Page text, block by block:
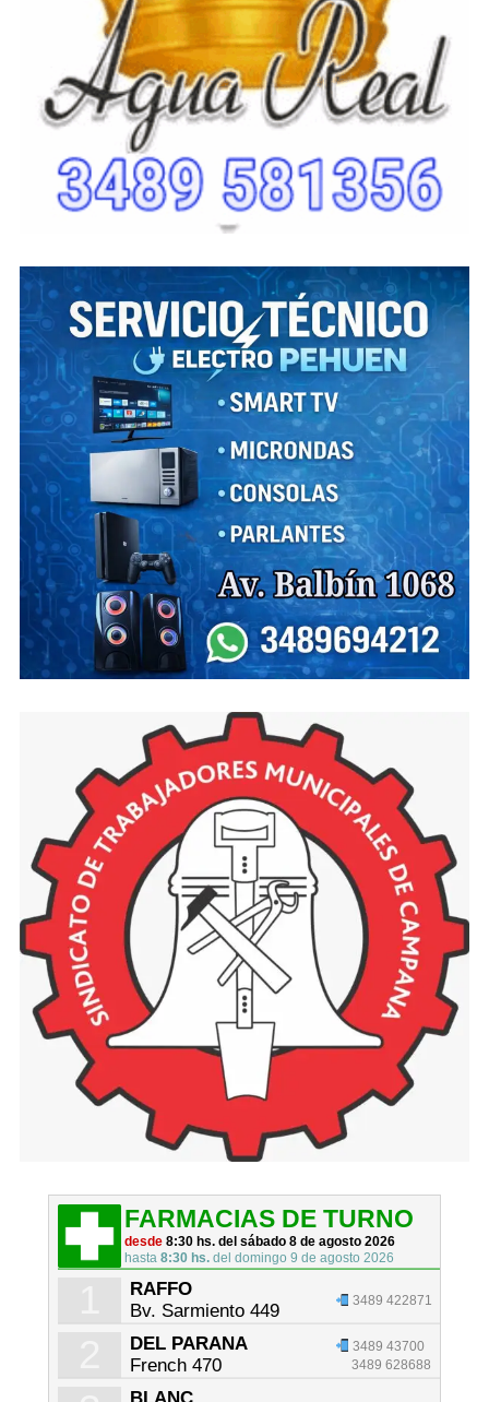
FARMACIAS DE TURNO
desde8:30 hs. del sábado 8 de agosto 2026
hasta8:30 hs. del domingo 9 de agosto 2026
RAFFO
Bv. Sarmiento 449
3489 422871
DEL PARANA
French 470
3489 43700
3489 628688